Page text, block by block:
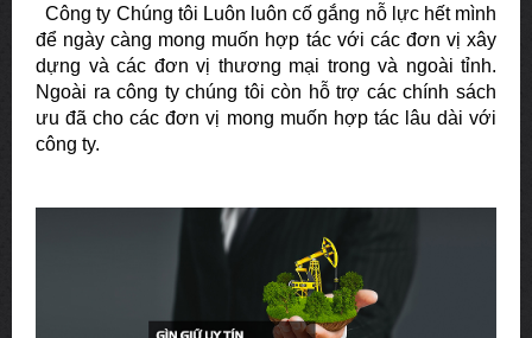
Công ty Chúng tôi Luôn luôn cố gắng nỗ lực hết mình
để ngày càng mong muốn hợp tác với các đơn vị xây
dựng và các đơn vị thương mại trong và ngoài tỉnh.
Ngoài ra công ty chúng tôi còn hỗ trợ các chính sách
ưu đã cho các đơn vị mong muốn hợp tác lâu dài với
công ty.